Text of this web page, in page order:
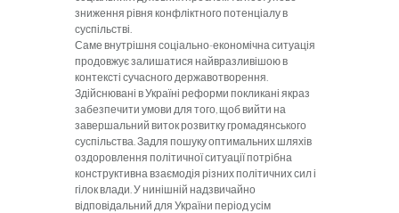
зниження рівня конфліктного потенціалу в
суспільстві.
Саме внутрішня соціально-економічна ситуація
продовжує залишатися найвразливішою в
контексті сучасного державотворення.
Здійснювані в Україні ре­форми покликані якраз
забезпечити умови для того, щоб вийти на
завершальний виток розвитку грома­дянського
суспільства. Задля пошуку оптимальних шляхів
оздоровлення політичної ситуації потрібна
конструктивна взаємодія різних політичних сил і
гілок влади. У нинішній надзвичайно
відповідальний для України період усім